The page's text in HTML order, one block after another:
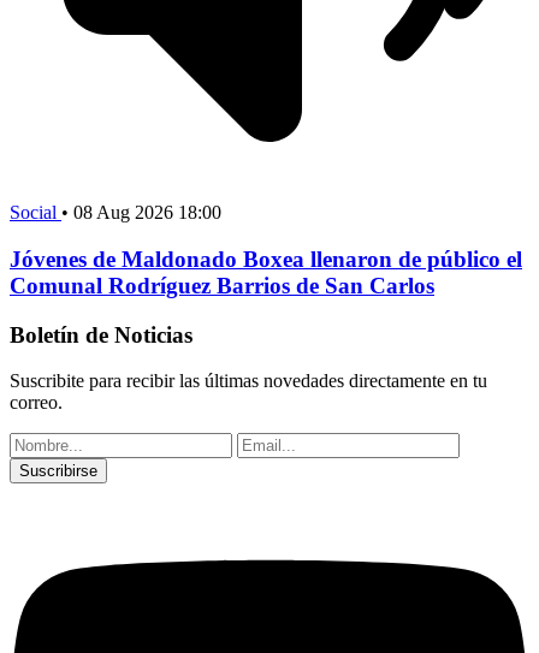
Social • 08 Aug 2026 18:00
Jóvenes de Maldonado Boxea llenaron de público el
Comunal Rodríguez Barrios de San Carlos
Boletín de Noticias
Suscribite para recibir las últimas novedades directamente en tu
correo.
Suscribirse